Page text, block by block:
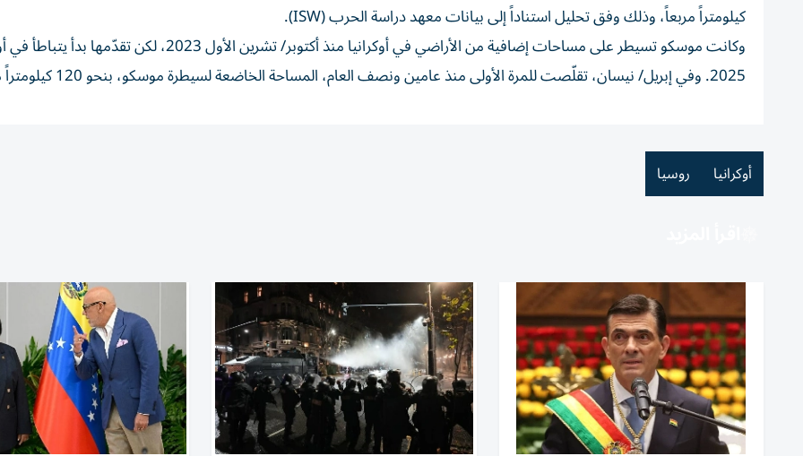
كيلومتراً مربعاً، وذلك وفق تحليل استناداً إلى بيانات معهد دراسة الحرب (ISW).
وكانت موسكو تسيطر على مساحات إضافية من الأراضي في أوكرانيا منذ أكتوبر/تشرين الأول
2023، لكن تقدّمها بدأ يتباطأ
2025. وفي إبريل/ نيسان، تقلّصت للمرة الأولى منذ عامين ونصف العام، المساحة الخاضعة لسيطرة موسكو، بنحو 120 كيلومتراً مربعاً.
أوكرانيا روسيا